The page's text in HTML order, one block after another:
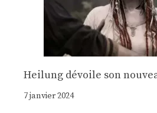
Heilung dévoile son
7 janvier 2024